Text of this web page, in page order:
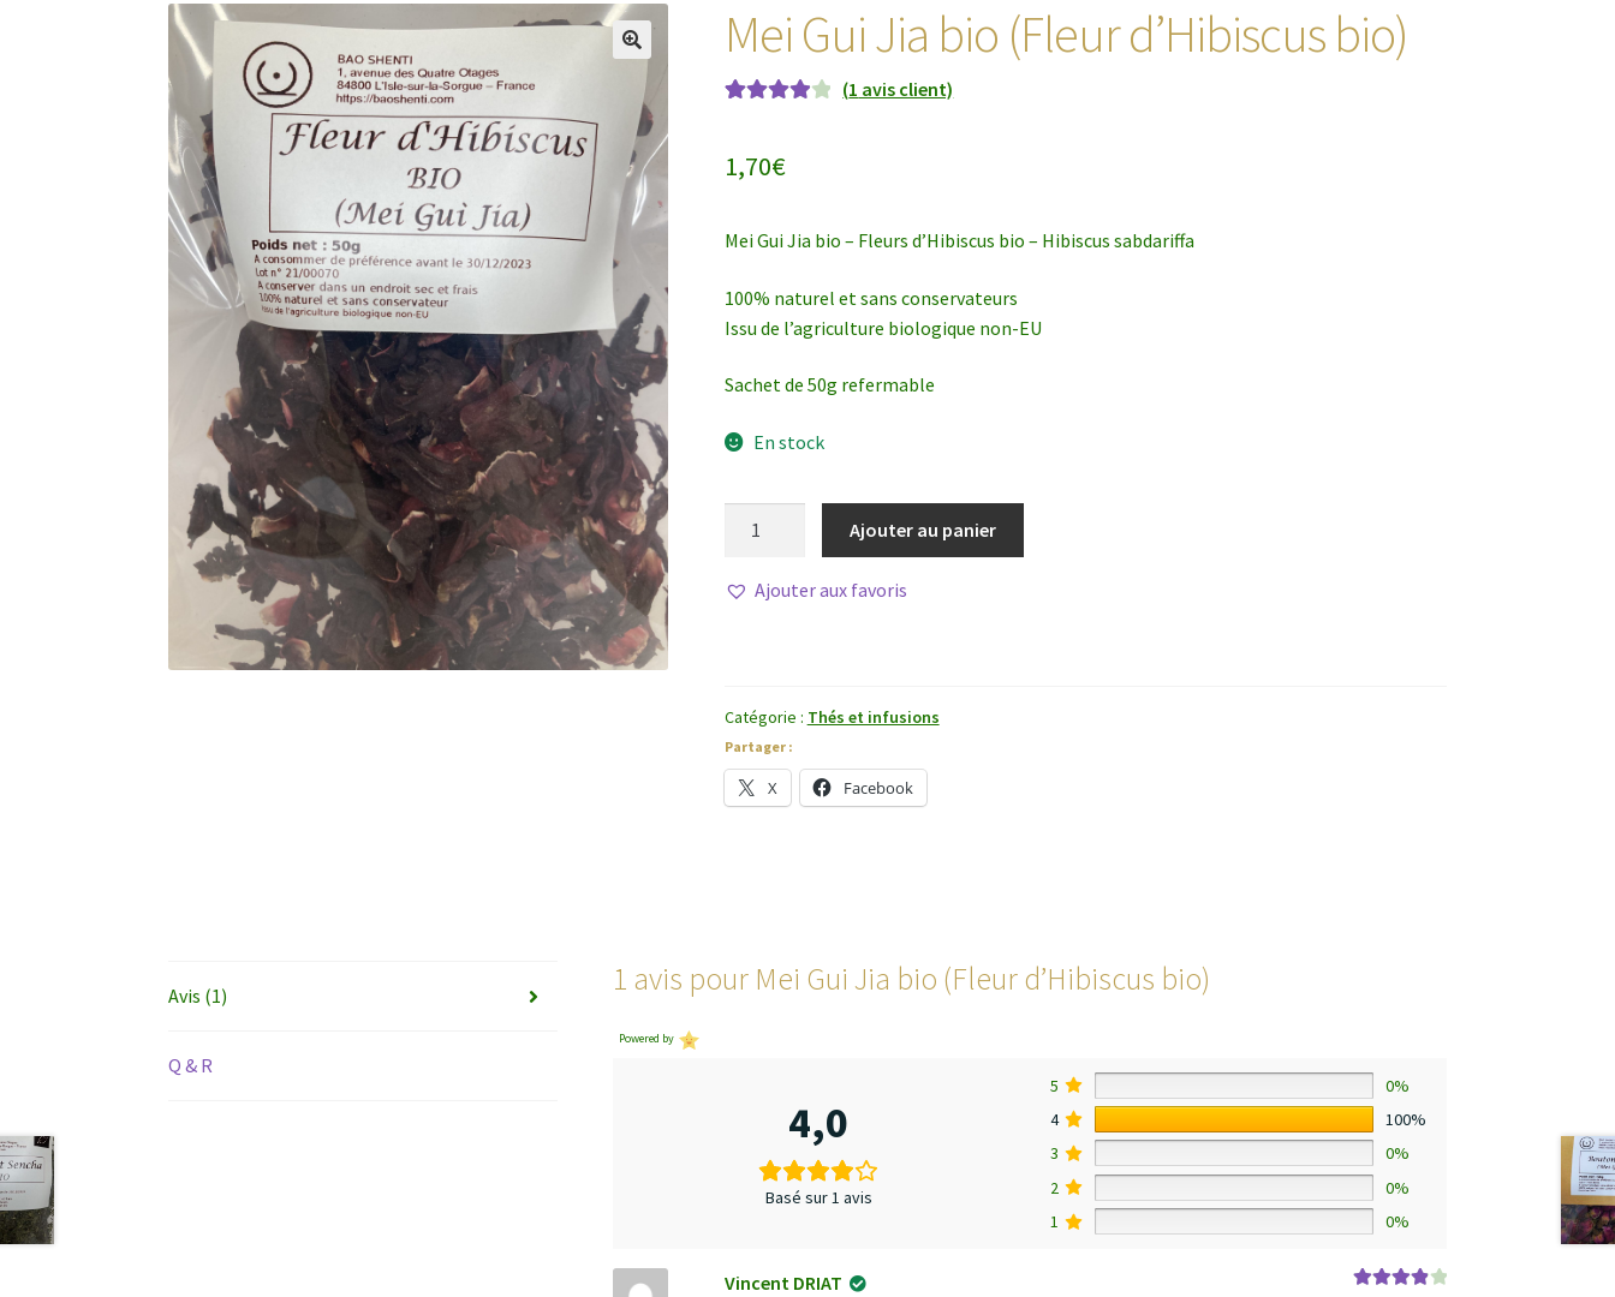
Mei Gui Jia bio (Fleur d’Hibiscus bio)
sur
client
(1 avis client)
1,70€
Mei Gui Jia bio – Fleurs d’Hibiscus bio – Hibiscus sabdariffa
100% naturel et sans conservateurs
Issu de l’agriculture biologique non-EU
Sachet de 50g refermable
En stock
Gui
d'Hibiscus
bio)
Ajouter au panier
Ajouter aux favoris
Catégorie : Thés et infusions
Partager :
X Facebook
Avis (1)
Q & R
1 avis pour Mei Gui Jia bio (Fleur d’Hibiscus bio)
Powered by
4,0
Basé sur 1 avis
5
0%
4
100%
3
0%
2
0%
1
0%
Vincent DRIAT